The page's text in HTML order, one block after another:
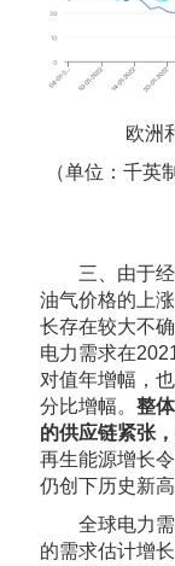
欧洲
（单位：千英
三、由于经
油气价格的上
长存在较大不
电力需求在
对值年增幅，
分比增幅。 整
的供应链紧张
再生能源增长
仍创下历史新高
全球电力需
的需求估计增